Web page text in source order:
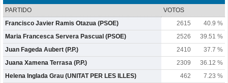
PARTIDO
VOTOS
Francisco Javier Ramis Otazua (PSOE)
2615
40.9 %
Maria Francesca Servera Pascual (PSOE)
2526
39.51 %
Juan Fageda Aubert (P.P.)
2410
37.7 %
Juana Xamena Terrasa (P.P.)
2309
36.12 %
Helena Inglada Grau (UNITAT PER LES ILLES)
462
7.23 %